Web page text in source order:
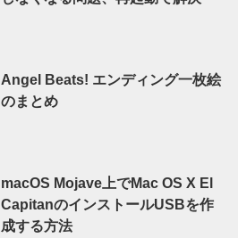
Angel Beats! エンディング一枚絵
のまとめ
macOS Mojave上でMac OS X El
CapitanのインストールUSBを作
成する方法